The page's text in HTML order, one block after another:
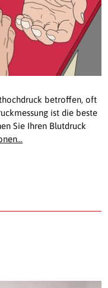
betroffen, oft
ist die beste
Sie Ihren Blutdruck